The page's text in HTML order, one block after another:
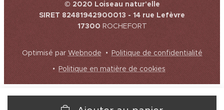
© 2020 Loiseau natur'elle
SIRET 82481942900013 - 14 rue Lefèvre
17300ROCHEFORT
Optimisé parWebnode
Politique de confidentialité
Politique en matière de cookies